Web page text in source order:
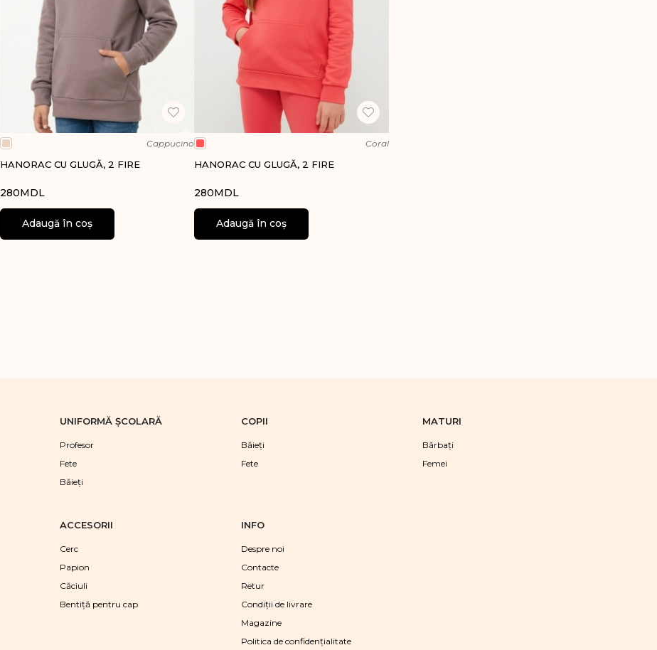
Cappucino
HANORAC CU GLUGĂ, 2 FIRE
280MDL
Adaugă în coș
Coral
HANORAC CU GLUGĂ, 2 FIRE
280MDL
Adaugă în coș
UNIFORMĂ ŞCOLARĂ
Profesor
Fete
Băieţi
COPII
Băieţi
Fete
MATURI
Bărbaţi
Femei
ACCESORII
Cerc
Papion
Căciuli
Bentiță pentru cap
INFO
Despre noi
Contacte
Retur
Condiții de livrare
Magazine
Politica de confidențialitate